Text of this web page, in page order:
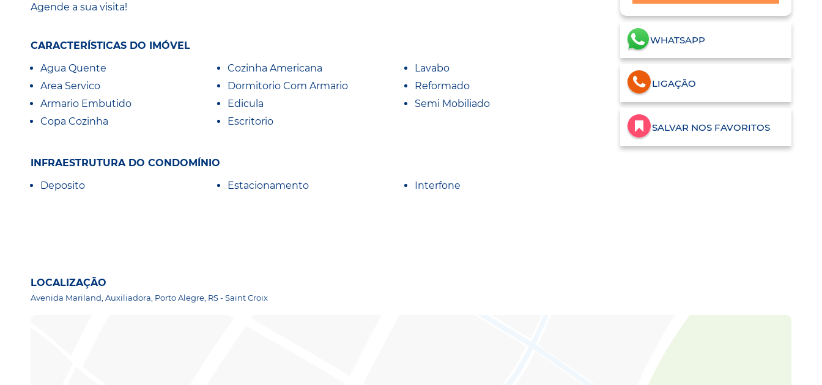
Agende a sua visita!
CARACTERÍSTICAS DO IMÓVEL
Agua Quente
Area Servico
Armario Embutido
Copa Cozinha
Cozinha Americana
Dormitorio Com Armario
Edicula
Escritorio
Lavabo
Reformado
Semi Mobiliado
INFRAESTRUTURA DO CONDOMÍNIO
Deposito
Estacionamento Interfone
WHATSAPP
LIGAÇÃO
SALVAR NOS FAVORITOS
LOCALIZAÇÃO
Avenida Mariland, Auxiliadora, Porto Alegre, RS - Saint Croix